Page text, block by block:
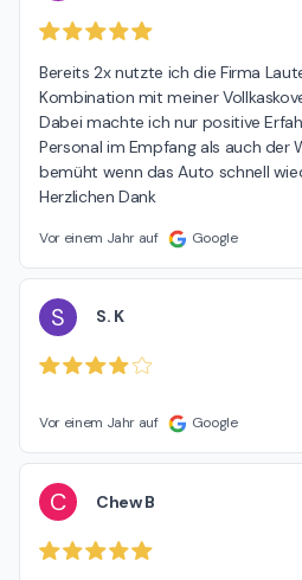
Bereits 2x nutzte ich die Firma
Kombination mit meiner
Dabei machte ich nur positive
Personal im Empfang als auch der
bemüht wenn das Auto schnell
Herzlichen Dank
Vor einem Jahr auf Google
S S. K
Vor einem Jahr auf Google
C Chew B